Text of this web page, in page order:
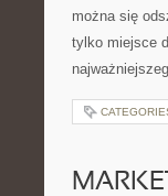
można się
tylko miejsce